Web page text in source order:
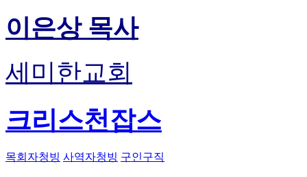
이은상 목사
세미한교회
크리스천잡스
목회자청빙 사역자청빙 구인구직